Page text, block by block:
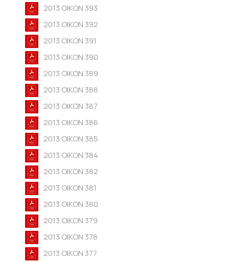
2013 OIKON 393
2013 OIKON 392
2013 OIKON 391
2013 OIKON 390
2013 OIKON 389
2013 OIKON 388
2013 OIKON 387
2013 OIKON 386
2013 OIKON 385
2013 OIKON 384
2013 OIKON 382
2013 OIKON 381
2013 OIKON 380
2013 OIKON 379
2013 OIKON 378
2013 OIKON 377